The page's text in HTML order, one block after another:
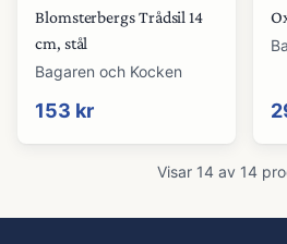
Blomsterbergs Trådsil 14
cm, stål
Bagaren och Kocken
153 kr
Visar 14av 14